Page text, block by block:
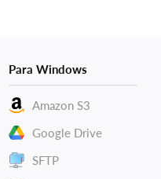
Para Windows
Amazon S3
Google Drive
SFTP